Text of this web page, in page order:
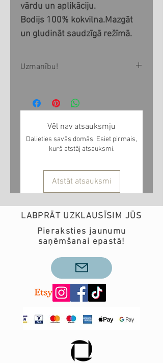
vārdu un aplikāciju.
Bodijs 100% kokvilna.Mazgāt
un gludināt saudzīgā režīmā.
Uzmanību!
Jūsu pasūtījuma 1-3 nedēļu
saņemt noteiktā laikā, pirms
pasūtījuma veikšanas lūdzu
info@teobee.lv
Vēl nav atsauksmju
Dalieties savās domās. Esiet pirmais,
kurš atstāj atsauksmi.
Atstāt atsauksmi
LABPRĀT UZKLAUSĪSIM JŪS
Pieraksties jaunumu
saņēmšanai epastā!